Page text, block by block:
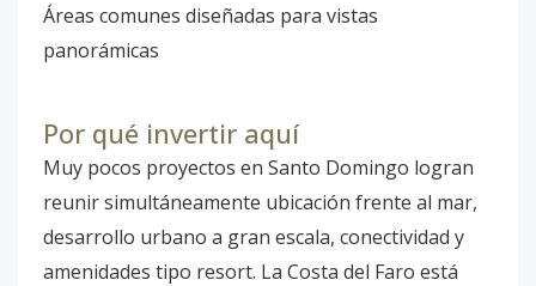
Áreas comunes diseñadas para vistas
panorámicas
Por qué invertir aquí
Muy pocos proyectos en Santo Domingo logran
reunir simultáneamente ubicación frente al mar,
desarrollo urbano a gran escala, conectividad y
amenidades tipo resort. La Costa del Faro está